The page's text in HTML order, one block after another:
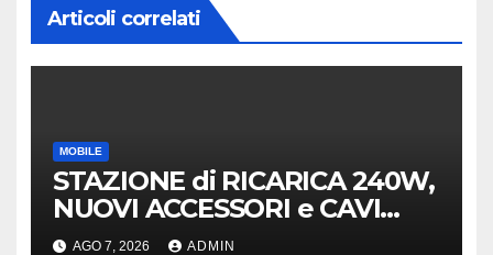
Articoli correlati
MOBILE
STAZIONE di RICARICA 240W,
NUOVI ACCESSORI e CAVI
40Gb SBS
AGO 7, 2026 ADMIN